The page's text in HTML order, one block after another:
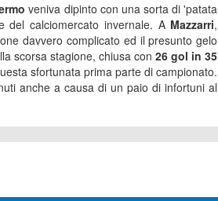
veniva dipinto con una sorta di 'patata
del calciomercato invernale. A Mazzarri,
davvero complicato ed il presunto gelo
scorsa stagione, chiusa con26 gol in 35
sfortunata prima parte di campionato.
anche a causa di un paio di infortuni al